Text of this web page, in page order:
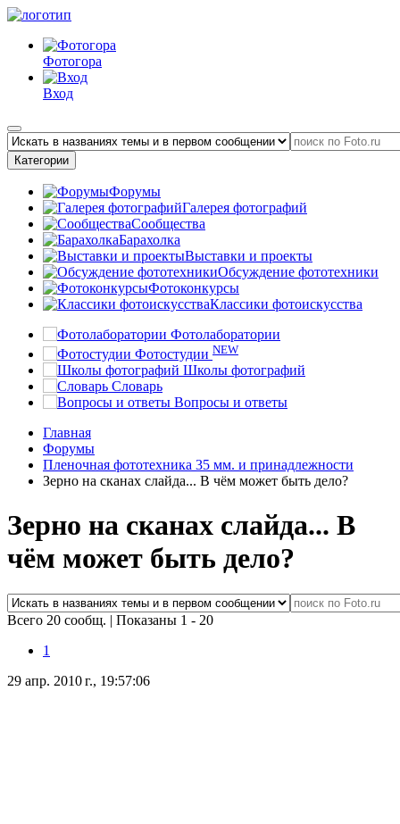
Фотогора
Вход
Категории
Форумы
Галерея фотографий
Сообщества
Барахолка
Выставки и проекты
Обсуждение фототехники
Фотоконкурсы
Классики фотоискусства
Фотолаборатории
Фотостудии NEW
Школы фотографий
Словарь
Вопросы и ответы
Главная
Форумы
Пленочная фототехника 35 мм. и принадлежности
Зерно на сканах слайда... В чём может быть дело?
Зерно на сканах слайда... В
чём может быть дело?
Всего 20 сообщ. | Показаны 1 - 20
1
29 апр. 2010 г., 19:57:06